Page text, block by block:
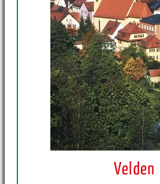
Velden